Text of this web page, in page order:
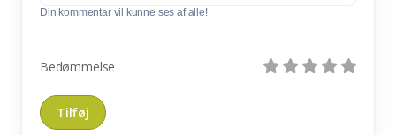
Din kommentar vil kunne ses af alle!
Bedømmelse